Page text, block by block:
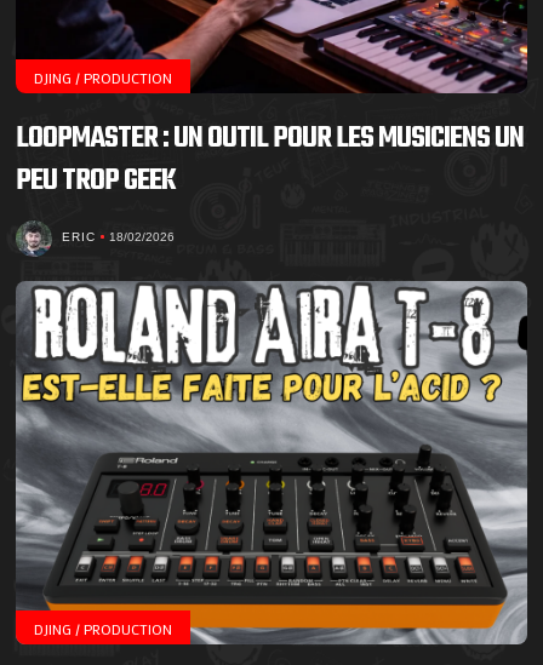
DJING / PRODUCTION
LOOPMASTER : UN OUTIL POUR LES MUSICIENS UN
PEU TROP GEEK
ERIC 18/02/2026
DJING / PRODUCTION